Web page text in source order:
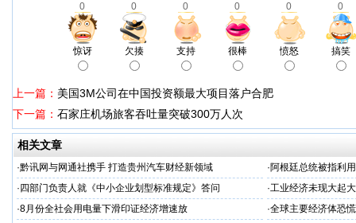
0 0 0 0 0 0
惊讶 欠揍 支持 很棒 愤怒 搞笑
上一篇： 美国3M公司在中国投资额最大项目落户合肥
下一篇： 石家庄机场旅客吞吐量突破300万人次
相关文章
·黔讯网与网通社携手 打造贵州汽车财经新领域 ·阿根廷总统被指利
· 四部门负责人就《中小企业划型标准规定》答问 ·工业经济未现大起
·8月份全社会用电量下滑印证经济增速放 ·全球主要经济体恐